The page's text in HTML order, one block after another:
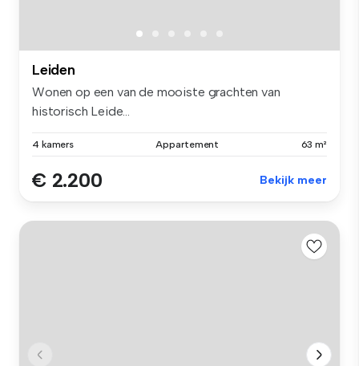
Leiden
Wonen op een van de mooiste grachten van
historisch Leide...
4 kamers Appartement 63 m²
€ 2.200 Bekijk meer